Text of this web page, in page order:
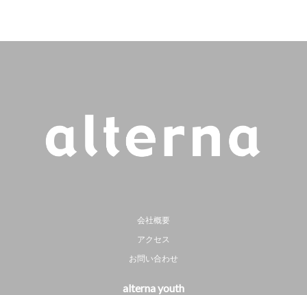
会社概要
アクセス
お問い合わせ
alterna youth